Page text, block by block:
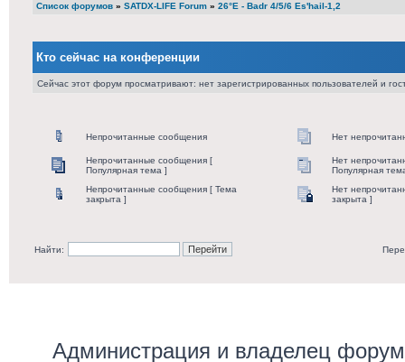
Список форумов » SATDX-LIFE Forum » 26°E - Badr 4/5/6 Es'hail-1,2
Кто сейчас на конференции
Сейчас этот форум просматривают: нет зарегистрированных пользователей и
Непрочитанные сообщения Нет
Непрочитанные сообщения [
Популярная тема ]
Нет
Популярная
Непрочитанные сообщения [ Тема
закрыта ]
Нет
закрыта ]
Найти:
Администрация и владелец